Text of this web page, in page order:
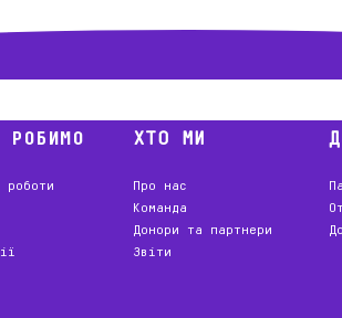
РОБИМО
роботи
ХТО МИ
Про нас
Команда
Донори та партнери
Звіти